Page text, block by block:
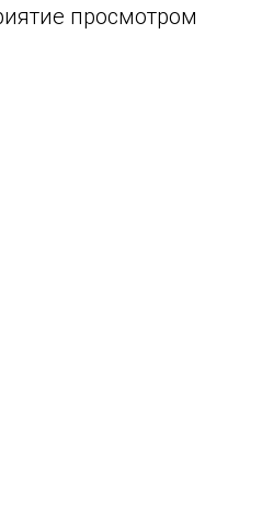
просмотром